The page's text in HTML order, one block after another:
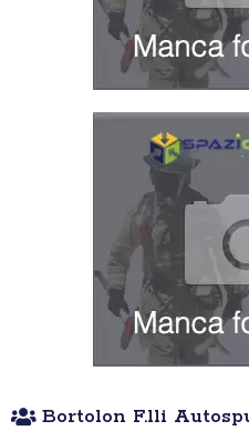
Bortolon F.lli